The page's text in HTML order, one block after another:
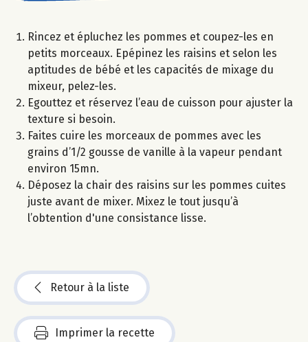
Rincez et épluchez les pommes et coupez-les en
petits morceaux. Epépinez les raisins et selon les
aptitudes de bébé et les capacités de mixage du
mixeur, pelez-les.
Egouttez et réservez l’eau de cuisson pour ajuster la
texture si besoin.
Faites cuire les morceaux de pommes avec les
grains d’1/2 gousse de vanille à la vapeur pendant
environ 15mn.
Déposez la chair des raisins sur les pommes cuites
juste avant de mixer. Mixez le tout jusqu’à
l’obtention d'une consistance lisse.
Retour à la liste
Imprimer la recette